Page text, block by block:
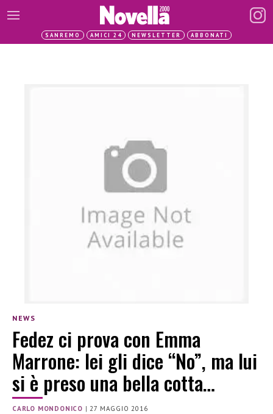
SANREMO AMICI 24 NEWSLETTER ABBONATI
NEWS
Fedez ci prova con Emma
Marrone: lei gli dice “No”, ma lui
si è preso una bella cotta…
CARLO MONDONICO |27 MAGGIO 2016